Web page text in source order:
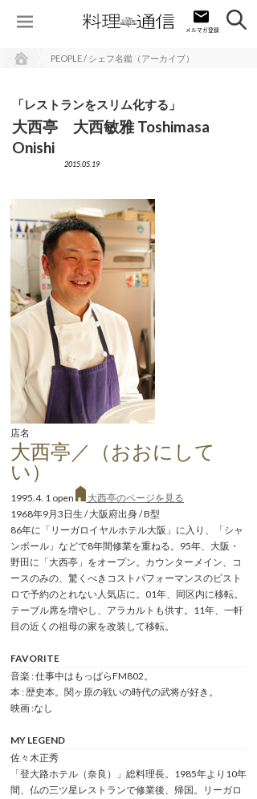
PEOPLE / シェフ名鑑（アーカイブ）
「レストランをスリム化する」
大西亭 大西敏雅 Toshimasa
Onishi
2015.05.19
店名
大西亭／（おおにして
い）
1995.4. 1 open
大西亭のページを見る
1968年9月3日生 / 大阪府出身 / B型
86年に「リーガロイヤルホテル大阪」に入り、「シャ
ンボール」などで8年間修業を重ねる。95年、大阪・
野田に「大西亭」をオープン。カウンターメイン、コ
ースのみの、驚くべきコストパフォーマンスのビスト
ロで予約のとれない人気店に。01年、同区内に移転。
テーブル席を増やし、アラカルトも供す。11年、一軒
目の近くの祖母の家を改装して移転。
FAVORITE
音楽 : 仕事中はもっぱらFM802。
本 : 歴史本。関ヶ原の戦いの時代の武将が好き。
映画 :なし
MY LEGEND
佐々木正秀
「登大路ホテル（奈良）」総料理長。1985年より10年
間、仏の三ツ星レストランで修業後、帰国。リーガロ